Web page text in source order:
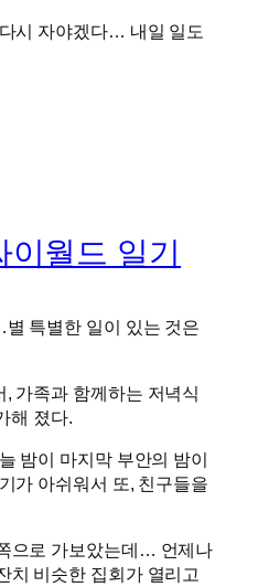
시 자야겠다… 내일 일도
이월드 일기
특별한 일이 있는 것은
가족과 함께하는 저녁식
해 졌다.
밤이 마지막 부안의 밤이
가 아쉬워서 또, 친구들을
으로 가보았는데… 언제나
치 비슷한 집회가 열리고